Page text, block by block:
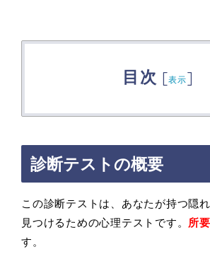
目次 [表示]
診断テストの概要
この診断テストは、あなたが持つ隠
見つけるための心理テストです。 所
す。